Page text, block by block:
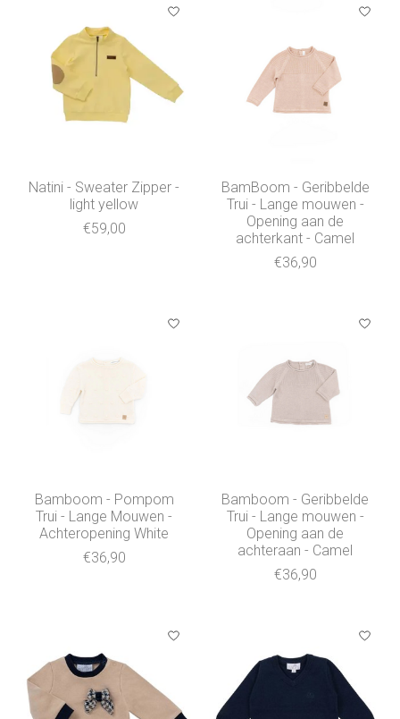
Natini - Sweater Zipper -
light yellow
€59,00
BamBoom - Geribbelde
Trui - Lange mouwen -
Opening aan de
achterkant - Camel
€36,90
Bamboom - Pompom
Trui - Lange Mouwen -
Achteropening White
€36,90
Bamboom - Geribbelde
Trui - Lange mouwen -
Opening aan de
achteraan - Camel
€36,90